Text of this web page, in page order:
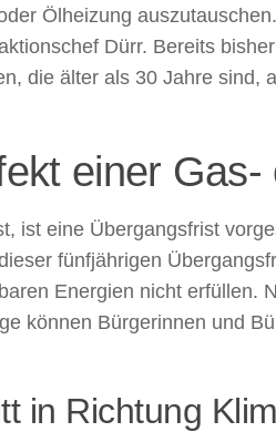
Ölheizung
Dürr. Bereits
die älter als 30 Jahre sind,
einer
ist eine Übergangsfrist
fünfjährigen
Energien nicht erfüllen.
können Bürgerinnen und
in Richtung